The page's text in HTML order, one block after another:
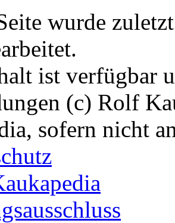
wurde
ist verfügbar
(c) Rolf
sofern nicht